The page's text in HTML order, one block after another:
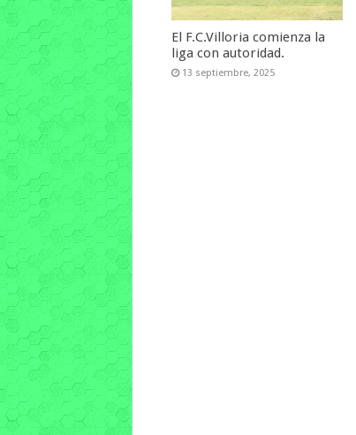
El F.C.Villoria comienza la
liga con autoridad.
13 septiembre, 2025